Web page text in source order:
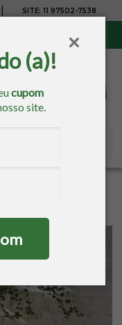
(a)!
cupom
site.
SITE: 11 97502-7538